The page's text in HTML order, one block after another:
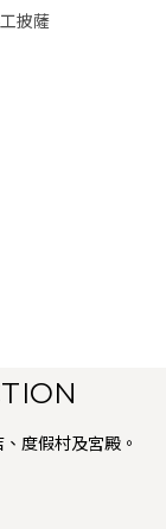
披薩
度假村及宮殿。